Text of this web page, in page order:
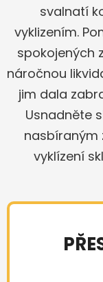
svalnatí
vyklizením.
spokojených
náročnou
jim dala
Usnadněte
nasbíraným
vyklízení